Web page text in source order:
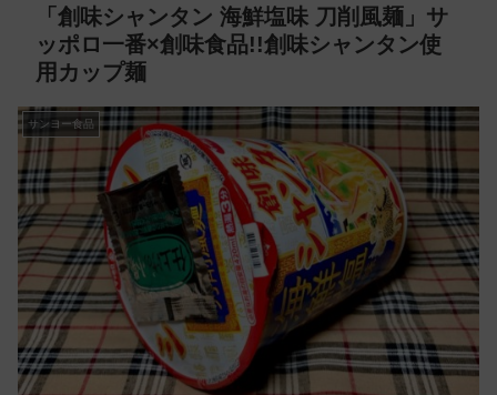
「創味シャンタン 海鮮塩味 刀削風麺」サ
ッポロ一番×創味食品!!創味シャンタン使
用カップ麺
サンヨー食品